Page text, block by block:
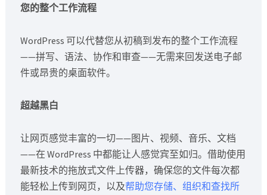
您的整个工作流程
WordPress 可以代替您从初稿到发布的整个工作流程
——拼写、语法、协作和审查——无需来回发送电子邮
件或昂贵的桌面软件。
超越黑白
让网页感觉丰富的一切——图片、视频、音乐、文档
——在 WordPress 中都能让人感觉宾至如归。借助使用
最新技术的拖放式文件上传器，确保您的文件每次都
能轻松上传到网页，以及帮助您存储、组织和查找所